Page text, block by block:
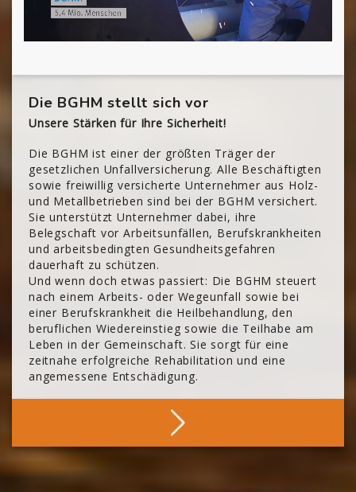
Die BGHM stellt sich vor
Unsere Stärken für Ihre Sicherheit!
Die BGHM ist einer der größten Träger der
gesetzlichen Unfallversicherung. Alle Beschäftigten
sowie freiwillig versicherte Unternehmer aus Holz-
und Metallbetrieben sind bei der BGHM versichert.
Sie unterstützt Unternehmer dabei, ihre
Belegschaft vor Arbeitsunfällen, Berufskrankheiten
und arbeitsbedingten Gesundheitsgefahren
dauerhaft zu schützen.
Und wenn doch etwas passiert: Die BGHM steuert
nach einem Arbeits- oder Wegeunfall sowie bei
einer Berufskrankheit die Heilbehandlung, den
beruflichen Wiedereinstieg sowie die Teilhabe am
Leben in der Gemeinschaft. Sie sorgt für eine
zeitnahe erfolgreiche Rehabilitation und eine
angemessene Entschädigung.
Mehr Über Die BGHM